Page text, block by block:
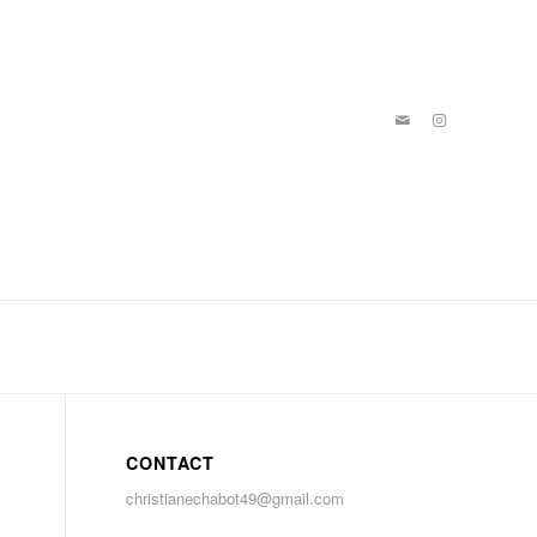
CONTACT
christianechabot49@gmail.com